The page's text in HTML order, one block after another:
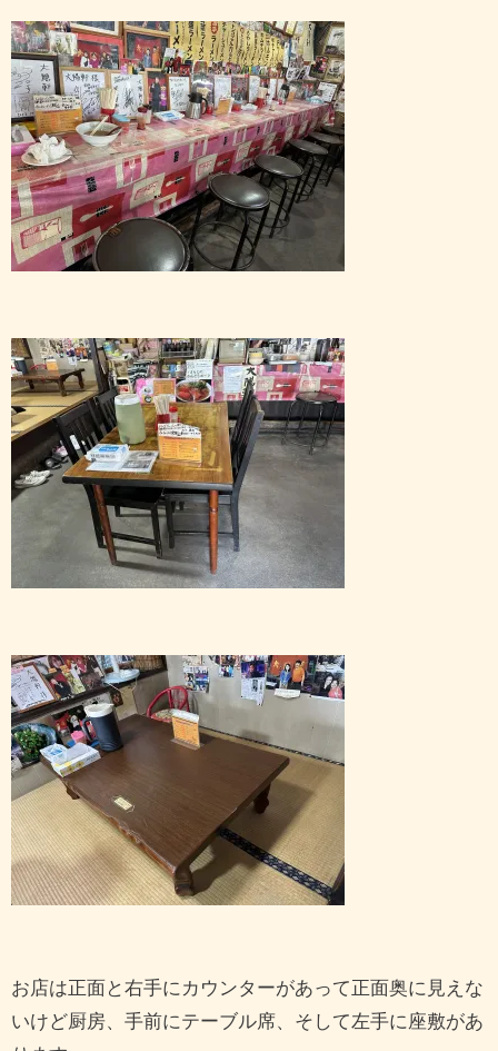
お店は正面と右手にカウンターがあって正面奥に見えな
いけど厨房、手前にテーブル席、そして左手に座敷があ